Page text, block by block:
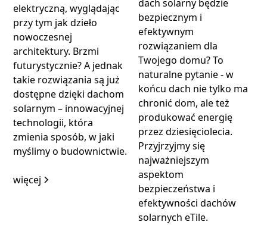
elektryczną, wyglądając
przy tym jak dzieło
nowoczesnej
architektury. Brzmi
futurystycznie? A jednak
takie rozwiązania są już
dostępne dzięki dachom
solarnym – innowacyjnej
technologii, która
zmienia sposób, w jaki
myślimy o budownictwie.
więcej
dach solarny będzie
bezpiecznym i
efektywnym
rozwiązaniem dla
Twojego domu? To
naturalne pytanie - w
końcu dach nie tylko ma
chronić dom, ale też
produkować energię
przez dziesięciolecia.
Przyjrzyjmy się
najważniejszym
aspektom
bezpieczeństwa i
efektywności dachów
solarnych eTile.